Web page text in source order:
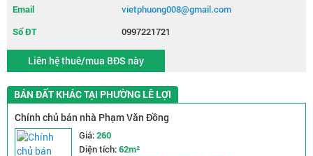
Email
vietphuong008@gmail.com
Số ĐT
0997221721
Liên hệ thuê/mua BĐS này
BÁN ĐẤT KHÁC TẠI PHƯỜNG LÊ LỢI
Chính chủ bán nhà Phạm Văn Đồng
Giá:260
Diện tích:62m²